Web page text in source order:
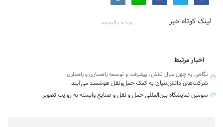
لینک کوتاه خبر
اخبار مرتبط
نگاهی به چهل سال تلاش، پیشرفت و توسعه راهسازی و راهداری
شرکت‌های دانش‌بنیان به کمک حمل‌ونقل هوشمند می‌آیند
سومین نمایشگاه بین‌المللی حمل‌ و نقل و صنایع وابسته به روایت تصویر